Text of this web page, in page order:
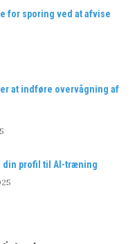
for sporing ved at afvise
at indføre overvågning af
din profil til AI-træning